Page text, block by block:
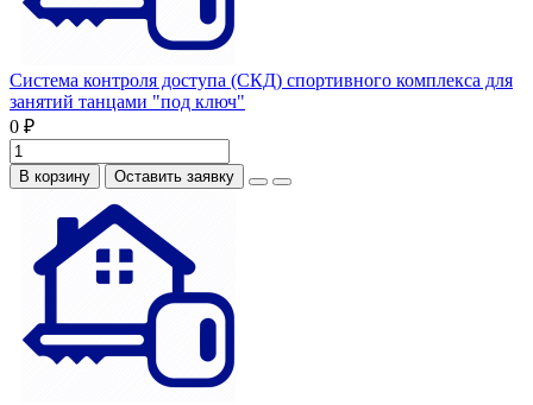
Система контроля доступа (СКД) спортивного комплекса для
занятий танцами "под ключ"
0 ₽
В корзину Оставить заявку